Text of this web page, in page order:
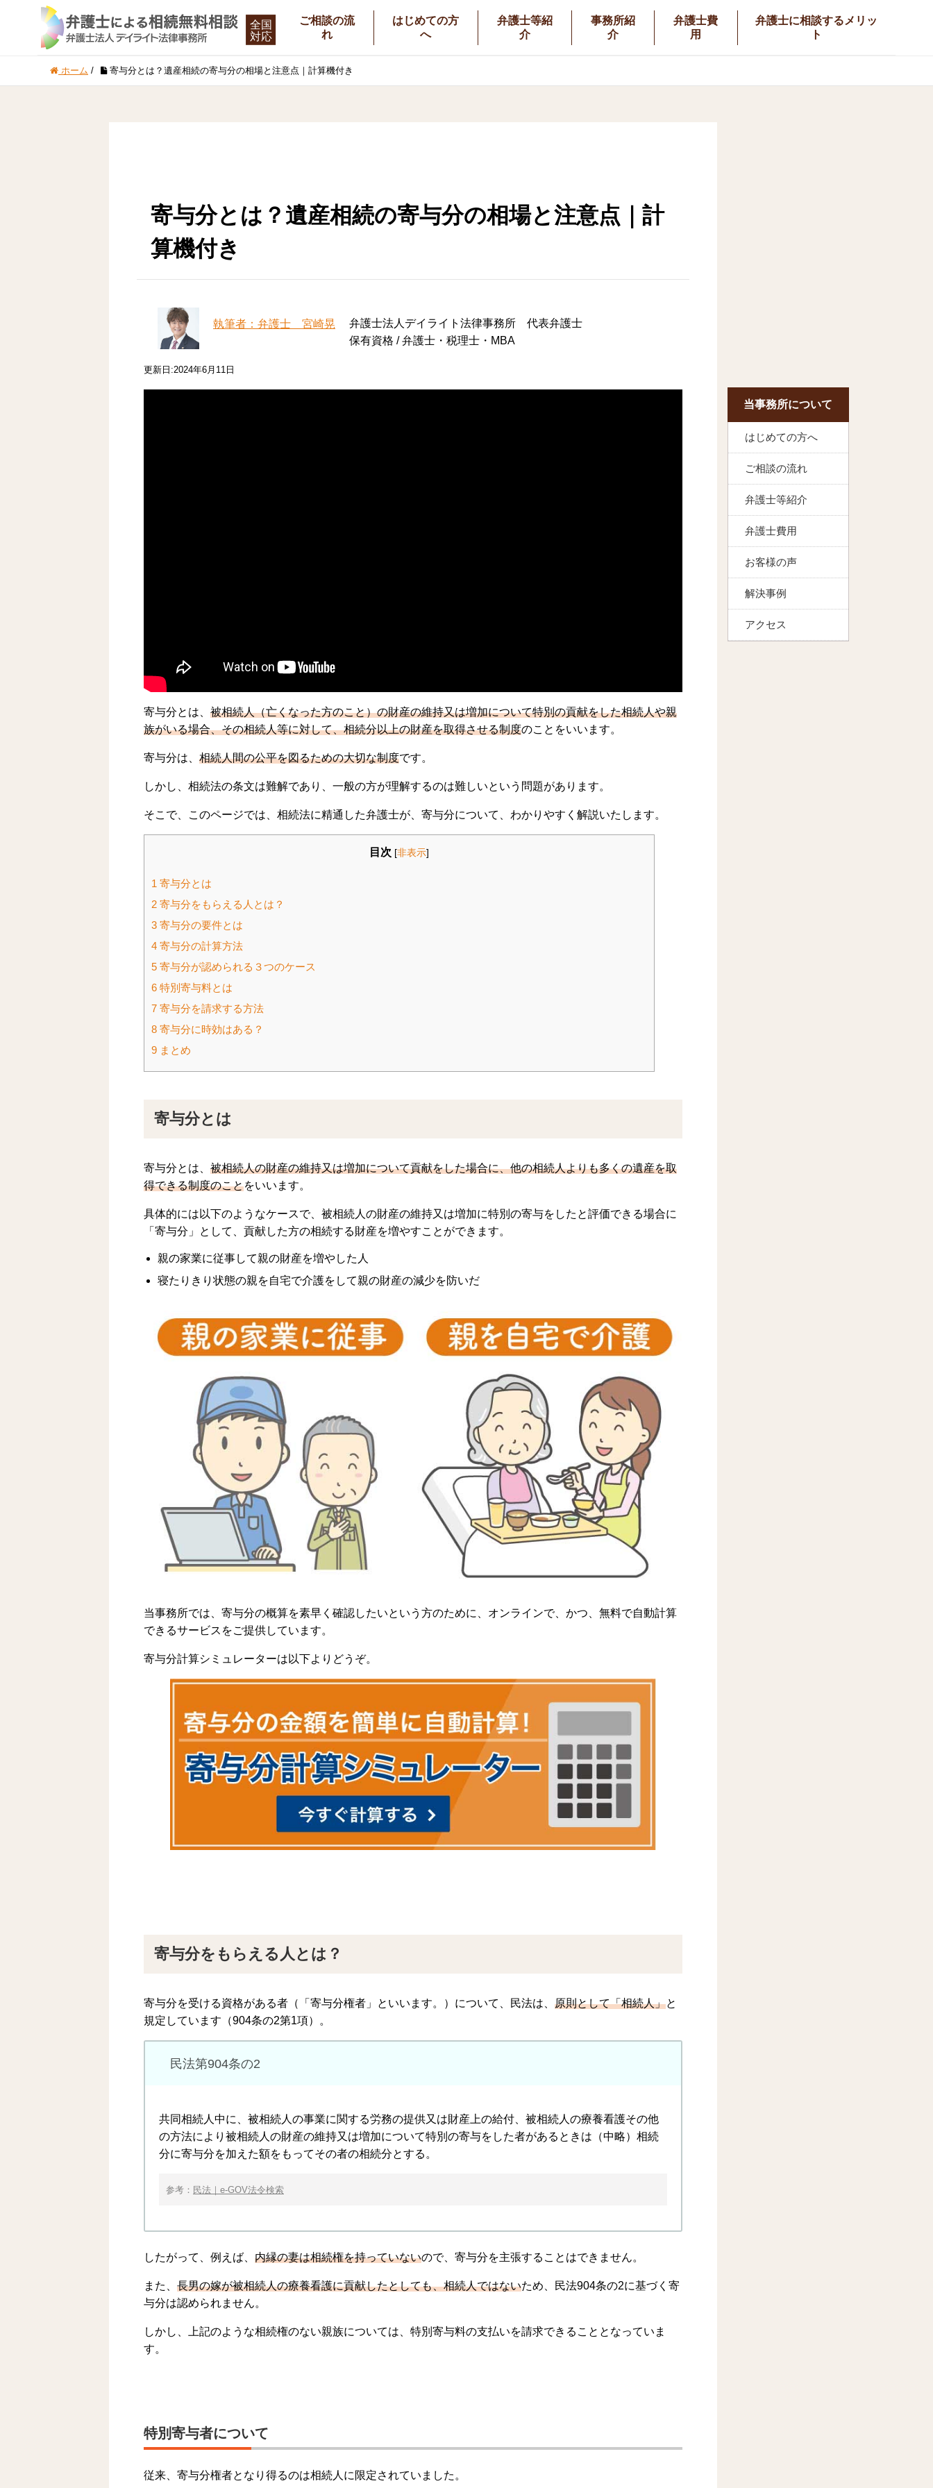
ご相談の流
れ
はじめての方
へ
弁護士等紹
介
事務所紹
介
弁護士費
用
弁護士に相談するメリッ
ト
ホーム / 寄与分とは？遺産相続の寄与分の相場と注意点｜計算機付き
寄与分とは？遺産相続の寄与分の相場と注意点｜計
算機付き
執筆者：弁護士 宮崎晃
弁護士法人デイライト法律事務所 代表弁護士
保有資格 / 弁護士・税理士・MBA
更新日:2024年6月11日
寄与分とは、 被相続人（亡くなった方のこと）の財産の維持又は増加について特別の貢献をした相続人や親
族がいる場合、その相続人等に対して、相続分以上の財産を取得させる制度のことをいいます。
寄与分は、 相続人間の公平を図るための大切な制度です。
しかし、相続法の条文は難解であり、一般の方が理解するのは難しいという問題があります。
そこで、このページでは、相続法に精通した弁護士が、寄与分について、わかりやすく解説いたします。
目次 [非表示]
1 寄与分とは
2 寄与分をもらえる人とは？
3 寄与分の要件とは
4 寄与分の計算方法
5 寄与分が認められる３つのケース
6 特別寄与料とは
7 寄与分を請求する方法
8 寄与分に時効はある？
9 まとめ
寄与分とは
寄与分とは、 被相続人の財産の維持又は増加について貢献をした場合に、他の相続人よりも多くの遺産を取
得できる制度のことをいいます。
具体的には以下のようなケースで、被相続人の財産の維持又は増加に特別の寄与をしたと評価できる場合に
「寄与分」として、貢献した方の相続する財産を増やすことができます。
親の家業に従事して親の財産を増やした人
寝たりきり状態の親を自宅で介護をして親の財産の減少を防いだ
当事務所では、寄与分の概算を素早く確認したいという方のために、オンラインで、かつ、無料で自動計算
できるサービスをご提供しています。
寄与分計算シミュレーターは以下よりどうぞ。
寄与分をもらえる人とは？
寄与分を受ける資格がある者（「寄与分権者」といいます。）について、民法は、 原則として「相続人」と
規定しています（904条の2第1項）。
民法第904条の2
共同相続人中に、被相続人の事業に関する労務の提供又は財産上の給付、被相続人の療養看護その他
の方法により被相続人の財産の維持又は増加について特別の寄与をした者があるときは（中略）相続
分に寄与分を加えた額をもってその者の相続分とする。
参考： 民法｜e-GOV法令検索
したがって、例えば、 内縁の妻は相続権を持っていないので、寄与分を主張することはできません。
また、 長男の嫁が被相続人の療養看護に貢献したとしても、相続人ではないため、民法904条の2に基づく寄
与分は認められません。
しかし、上記のような相続権のない親族については、特別寄与料の支払いを請求できることとなっていま
す。
特別寄与者について
従来、寄与分権者となり得るのは相続人に限定されていました。
当事務所について
はじめての方へ
ご相談の流れ
弁護士等紹介
弁護士費用
お客様の声
解決事例
アクセス